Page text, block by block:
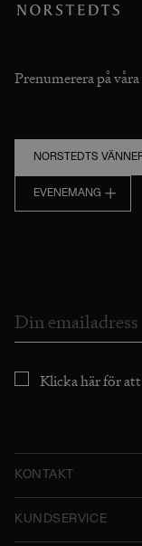
Prenumerera på
NORSTEDTS
EVENEMANG
Klicka här för att
KONTAKT
P.O. Box 2052
KUNDSERVICE